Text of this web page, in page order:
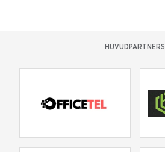
HUVUDPARTNERS